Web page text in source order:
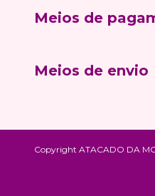
Meios de
Meios de envio
Copyright ATACADO DA